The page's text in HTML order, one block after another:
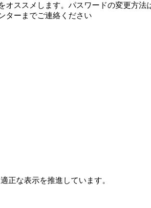
ススメします。パスワードの変更方
ターまでご連絡ください
正な表示を推進しています。